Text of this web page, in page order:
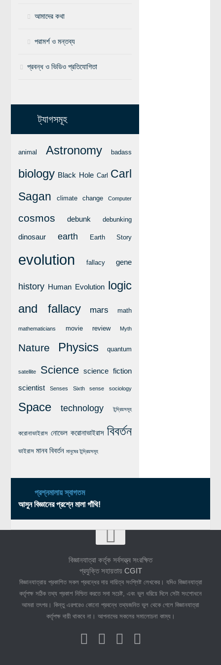
বিশেষ পাতা
টাইমলাইন
আপনার প্রোফাইল
তথ্য ও যোগাযোগ
বিজ্ঞানযাত্রা ম্যাগাজিন
বৈজ্ঞানিক কল্পকাহিনী
রিভিউ (বই/মুভি/সিরিজ)
আবিষ্কারের গল্প
আমাদের কথা
পরামর্শ ও মন্তব্য
প্রবন্ধ ও ভিডিও প্রতিযোগিতা
ট্যাগসমূহ
animal Astronomy badass
biology Black Hole Carl Carl
Sagan
climate change Computer
cosmos debunk debunking
dinosaur earth Earth Story
evolution fallacy gene
history Human Evolution logic
and fallacy
mars math
mathematicians movie review Myth
Nature Physics quantum
satellite Science science fiction
scientist Senses Sixth sense sociology
Space technology ইন্দ্রিয়সমূহ
করোনাভাইরাস নোভেল করোনাভাইরাস বিবর্তন
ভাইরাস মানব বিবর্তন মানুষের ইন্দ্রিয়সমূহ
প্রশ্নমালায় স্বাগতম
আসুন বিজ্ঞানের প্রশ্নে মালা গাঁথি!
বিজ্ঞানযাত্রা কর্তৃক সর্বসত্ত্ব সংরক্ষিত
প্রযুক্তি সহায়তায় CGIT
বিজ্ঞানযাত্রায় প্রকাশিত সকল প্রবন্ধের দায় দায়িত্ব সংশ্লিষ্ট লেখকের। যদিও বিজ্ঞানযাত্রা
কর্তৃপক্ষ সঠিক তথ্য প্রকাশ নিশ্চিত করতে সদা সচেষ্ট, এবং ভুল ধরিয়ে দিলে সেটা সংশোধনে
আমরা তৎপর। কিন্তু এরপরেও কোনো প্রবন্ধে তথ্যজনিত ভুল থেকে গেলে বিজ্ঞানযাত্রা
কর্তৃপক্ষ দায়ী থাকবে না। আপনাদের সকলের সমালোচনা কাম্য।